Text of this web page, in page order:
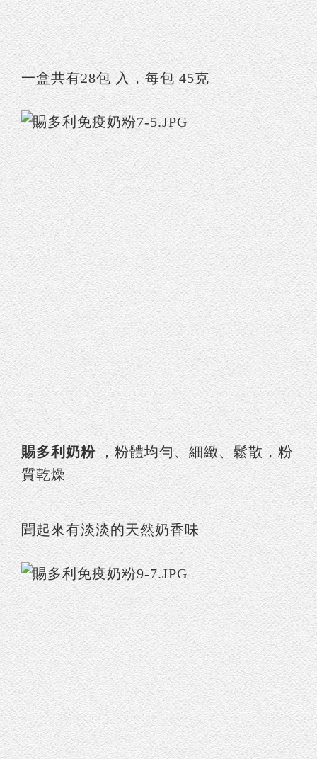
一盒共有28包 入，每包 45克
賜多利奶粉，粉體均勻、細緻、鬆散，粉
質乾燥
聞起來有淡淡的天然奶香味